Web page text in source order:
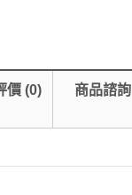
價 (0) 商品諮詢